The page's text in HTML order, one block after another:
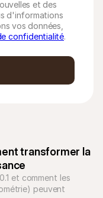
transformer la
et comment les
peuvent
et des
d'informations
vos données,
confidentialité.